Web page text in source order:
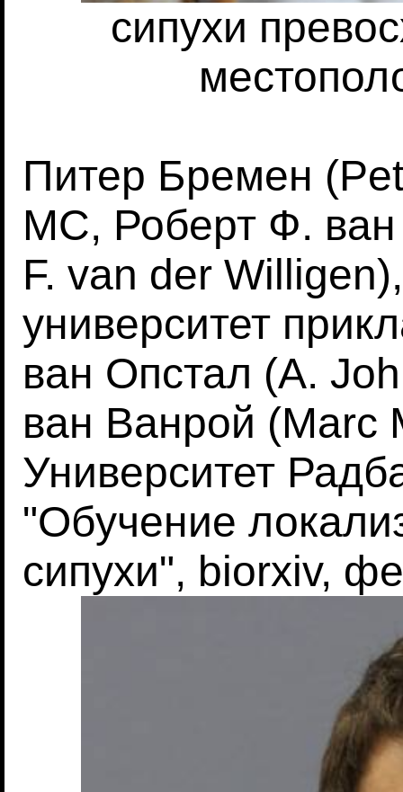
сипухи
Питер Бремен
MC, Роберт Ф.
F. van der
университет
ван Опстал (A.
ван Ванрой (Marc
Университет
"Обучение
сипухи", biorxiv,